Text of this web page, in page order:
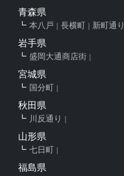
青森県
本八戸 長横町 新町通り
岩手県
盛岡大通商店街
宮城県
国分町
秋田県
川反通り
山形県
七日町
福島県